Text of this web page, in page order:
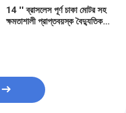
14 '' ব্রাসলেস পূর্ণ চাকা মোটর সহ
ক্ষমতাশালী প্রাপ্তবয়স্ক বৈদ্যুতিক